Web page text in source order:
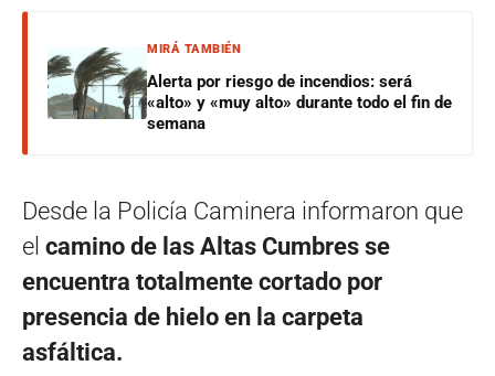
MIRÁ TAMBIÉN
Alerta por riesgo de incendios: será
«alto» y «muy alto» durante todo el fin de
semana
Desde la Policía Caminera informaron que
el camino de las Altas Cumbres se
encuentra totalmente cortado por
presencia de hielo en la carpeta
asfáltica.